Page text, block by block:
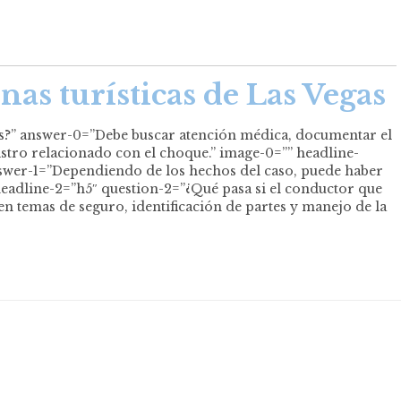
turísticas de Las Vegas
answer-0=”Debe buscar atención médica, documentar el
relacionado con el choque.” image-0=”” headline-
1=”Dependiendo de los hechos del caso, puede haber
2=”h5″ question-2=”¿Qué pasa si el conductor que
temas de seguro, identificación de partes y manejo de la